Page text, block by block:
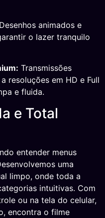
Desenhos animados e
o lazer tranquilo
Transmissões
resoluções em HD e Full
e fluida.
e Total
entender menus
uma
limpo, onde toda a
intuitivas. Com
ou na tela do celular,
encontra o filme